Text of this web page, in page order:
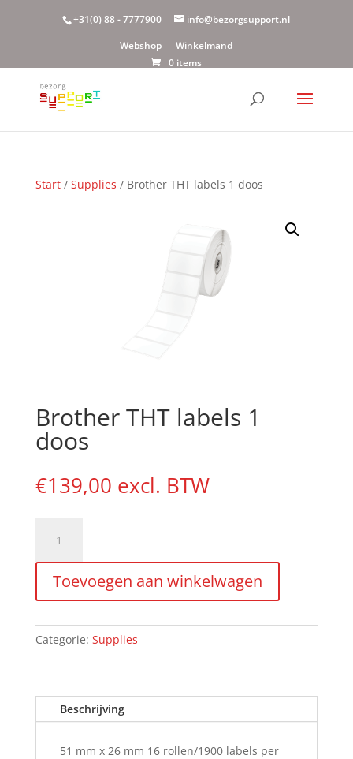
+31(0) 88 - 7777900
info@bezorgsupport.nl
Webshop
Winkelmand
0 items
Start/ Supplies / Brother THT labels 1 doos
Brother THT labels 1
doos
€139,00 excl. BTW
labels
doos
Toevoegen aan winkelwagen
Categorie: Supplies
Beschrijving
51 mm x 26 mm 16 rollen/1900 labels per